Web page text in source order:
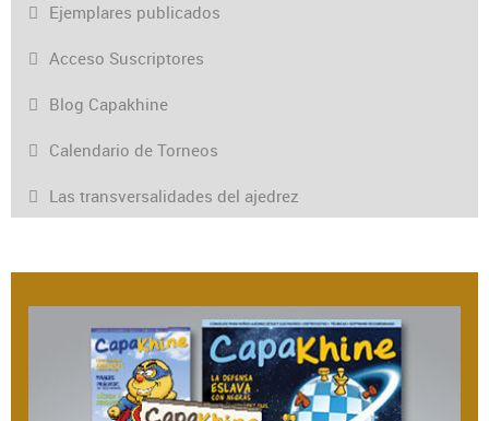
Ejemplares publicados
Acceso Suscriptores
Blog Capakhine
Calendario de Torneos
Las transversalidades del ajedrez